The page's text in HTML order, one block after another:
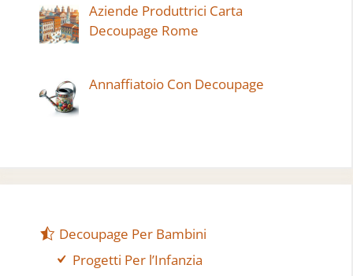
Aziende Produttrici Carta
Decoupage Rome
Annaffiatoio Con Decoupage
Decoupage Per Bambini
Progetti Per l’Infanzia